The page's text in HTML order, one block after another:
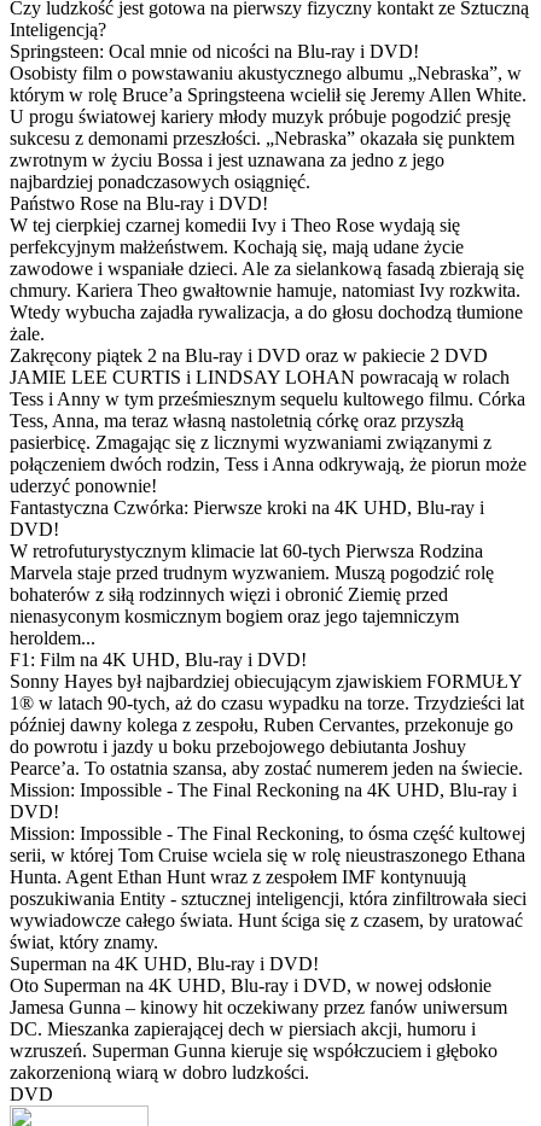
Czy ludzkość jest gotowa na pierwszy fizyczny kontakt ze Sztuczną
Inteligencją?
Springsteen: Ocal mnie od nicości na Blu-ray i DVD!
Osobisty film o powstawaniu akustycznego albumu „Nebraska”, w
którym w rolę Bruce’a Springsteena wcielił się Jeremy Allen White.
U progu światowej kariery młody muzyk próbuje pogodzić presję
sukcesu z demonami przeszłości. „Nebraska” okazała się punktem
zwrotnym w życiu Bossa i jest uznawana za jedno z jego
najbardziej ponadczasowych osiągnięć.
Państwo Rose na Blu-ray i DVD!
W tej cierpkiej czarnej komedii Ivy i Theo Rose wydają się
perfekcyjnym małżeństwem. Kochają się, mają udane życie
zawodowe i wspaniałe dzieci. Ale za sielankową fasadą zbierają się
chmury. Kariera Theo gwałtownie hamuje, natomiast Ivy rozkwita.
Wtedy wybucha zajadła rywalizacja, a do głosu dochodzą tłumione
żale.
Zakręcony piątek 2 na Blu-ray i DVD oraz w pakiecie 2 DVD
JAMIE LEE CURTIS i LINDSAY LOHAN powracają w rolach
Tess i Anny w tym prześmiesznym sequelu kultowego filmu. Córka
Tess, Anna, ma teraz własną nastoletnią córkę oraz przyszłą
pasierbicę. Zmagając się z licznymi wyzwaniami związanymi z
połączeniem dwóch rodzin, Tess i Anna odkrywają, że piorun może
uderzyć ponownie!
Fantastyczna Czwórka: Pierwsze kroki na 4K UHD, Blu-ray i
DVD!
W retrofuturystycznym klimacie lat 60-tych Pierwsza Rodzina
Marvela staje przed trudnym wyzwaniem. Muszą pogodzić rolę
bohaterów z siłą rodzinnych więzi i obronić Ziemię przed
nienasyconym kosmicznym bogiem oraz jego tajemniczym
heroldem...
F1: Film na 4K UHD, Blu-ray i DVD!
Sonny Hayes był najbardziej obiecującym zjawiskiem FORMUŁY
1® w latach 90-tych, aż do czasu wypadku na torze. Trzydzieści lat
później dawny kolega z zespołu, Ruben Cervantes, przekonuje go
do powrotu i jazdy u boku przebojowego debiutanta Joshuy
Pearce’a. To ostatnia szansa, aby zostać numerem jeden na świecie.
Mission: Impossible - The Final Reckoning na 4K UHD, Blu-ray i
DVD!
Mission: Impossible - The Final Reckoning, to ósma część kultowej
serii, w której Tom Cruise wciela się w rolę nieustraszonego Ethana
Hunta. Agent Ethan Hunt wraz z zespołem IMF kontynuują
poszukiwania Entity - sztucznej inteligencji, która zinfiltrowała sieci
wywiadowcze całego świata. Hunt ściga się z czasem, by uratować
świat, który znamy.
Superman na 4K UHD, Blu-ray i DVD!
Oto Superman na 4K UHD, Blu-ray i DVD, w nowej odsłonie
Jamesa Gunna – kinowy hit oczekiwany przez fanów uniwersum
DC. Mieszanka zapierającej dech w piersiach akcji, humoru i
wzruszeń. Superman Gunna kieruje się współczuciem i głęboko
zakorzenioną wiarą w dobro ludzkości.
DVD